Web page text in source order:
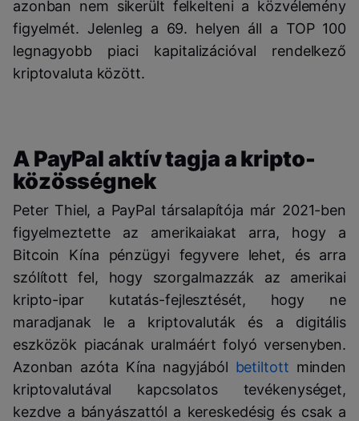
azonban nem sikerült felkelteni a közvélemény
figyelmét. Jelenleg a 69. helyen áll a TOP 100
legnagyobb piaci kapitalizációval rendelkező
kriptovaluta között.
A PayPal aktív tagja a kripto-
közösségnek
Peter Thiel, a PayPal társalapítója már 2021-ben
figyelmeztette az amerikaiakat arra, hogy a
Bitcoin Kína pénzügyi fegyvere lehet, és arra
szólított fel, hogy szorgalmazzák az amerikai
kripto-ipar kutatás-fejlesztését, hogy ne
maradjanak le a kriptovaluták és a digitális
eszközök piacának uralmáért folyó versenyben.
Azonban azóta Kína nagyjából betiltott minden
kriptovalutával kapcsolatos tevékenységet,
kezdve a bányászattól a kereskedésig és csak a